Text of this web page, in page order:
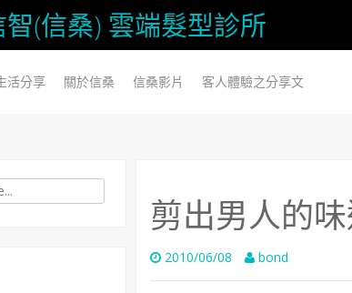
(信桑) 雲端髮型診所
活分享 關於信桑 信桑影片 客人體驗之分享文
剪出男人的
2010/06/08 bond